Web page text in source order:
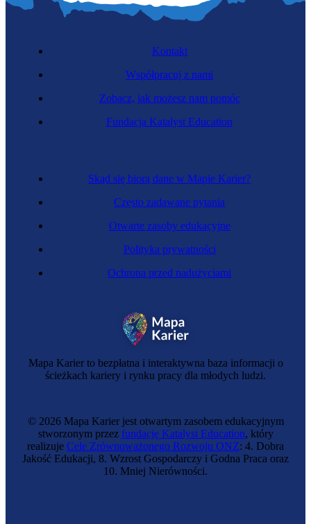
Zawód przyszłości
Projektant usprawnień ludzkiego ciała
Mapa Karier to bezpłatna i interaktywna baza informacji o
ścieżkach kariery i rynku pracy dla młodych ludzi.
Skąd się biorą dane w Mapie Karier?
Często zadawane pytania
Otwarte zasoby edukacyjne
Polityka prywatności
Ochrona przed nadużyciami
Kontakt
Współpracuj z nami
Zobacz, jak możesz nam pomóc
Fundacja Katalyst Education
© 2026 Mapa Karier jest otwartym zasobem edukacyjnym
stworzonym przez fundację Katalyst Education, który
realizuje Cele Zrównoważonego Rozwoju ONZ: 4. Dobra
Jakość Edukacji, 8. Wzrost Gospodarczy i Godna Praca oraz
10. Mniej Nierówności.